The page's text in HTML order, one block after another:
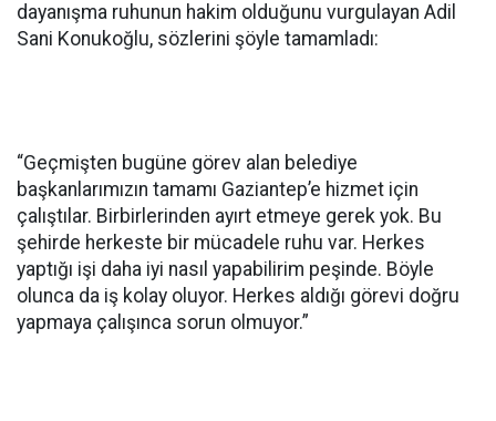
dayanışma ruhunun hakim olduğunu vurgulayan Adil
Sani Konukoğlu, sözlerini şöyle tamamladı:
“Geçmişten bugüne görev alan belediye
başkanlarımızın tamamı Gaziantep’e hizmet için
çalıştılar. Birbirlerinden ayırt etmeye gerek yok. Bu
şehirde herkeste bir mücadele ruhu var. Herkes
yaptığı işi daha iyi nasıl yapabilirim peşinde. Böyle
olunca da iş kolay oluyor. Herkes aldığı görevi doğru
yapmaya çalışınca sorun olmuyor.”